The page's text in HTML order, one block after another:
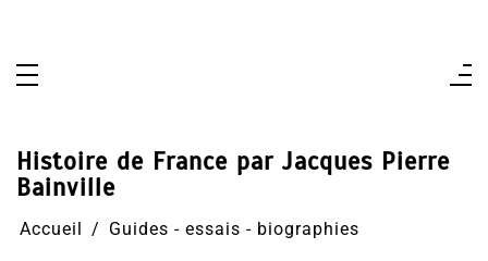
Histoire de France par Jacques Pierre
Bainville
Accueil Guides - essais - biographies